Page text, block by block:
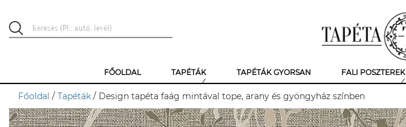
FŐOLDAL TAPÉTÁK TAPÉTÁK GYORSAN FALI POSZTEREK
Főoldal / Tapéták / Design tapéta faág mintával tope, arany és gyöngyház színben